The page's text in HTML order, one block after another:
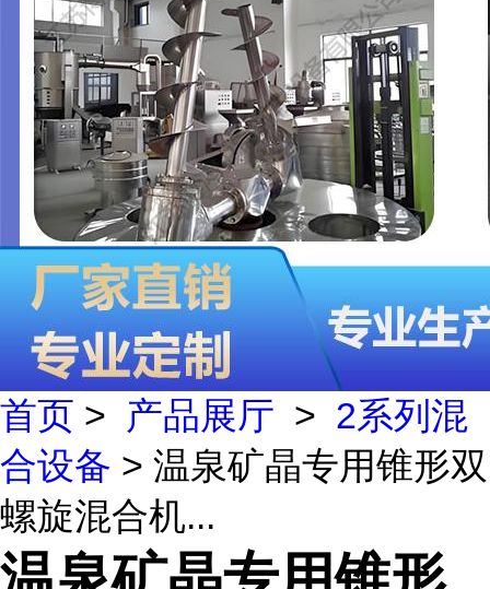
首页 > 产品展厅 > 2系列混
合设备 > 温泉矿晶专用锥形双
螺旋混合机...